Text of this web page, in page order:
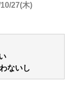
27(木)
ないし